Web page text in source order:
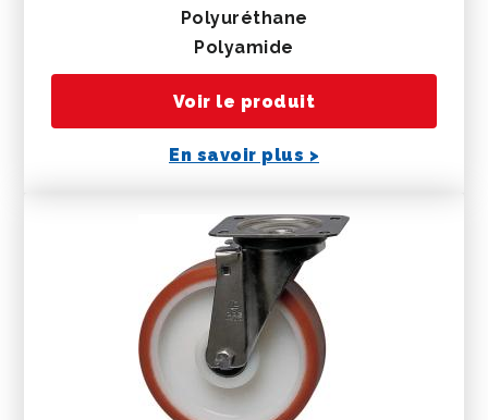
polyuréthane
polyamide
Voir le produit
En savoir plus >